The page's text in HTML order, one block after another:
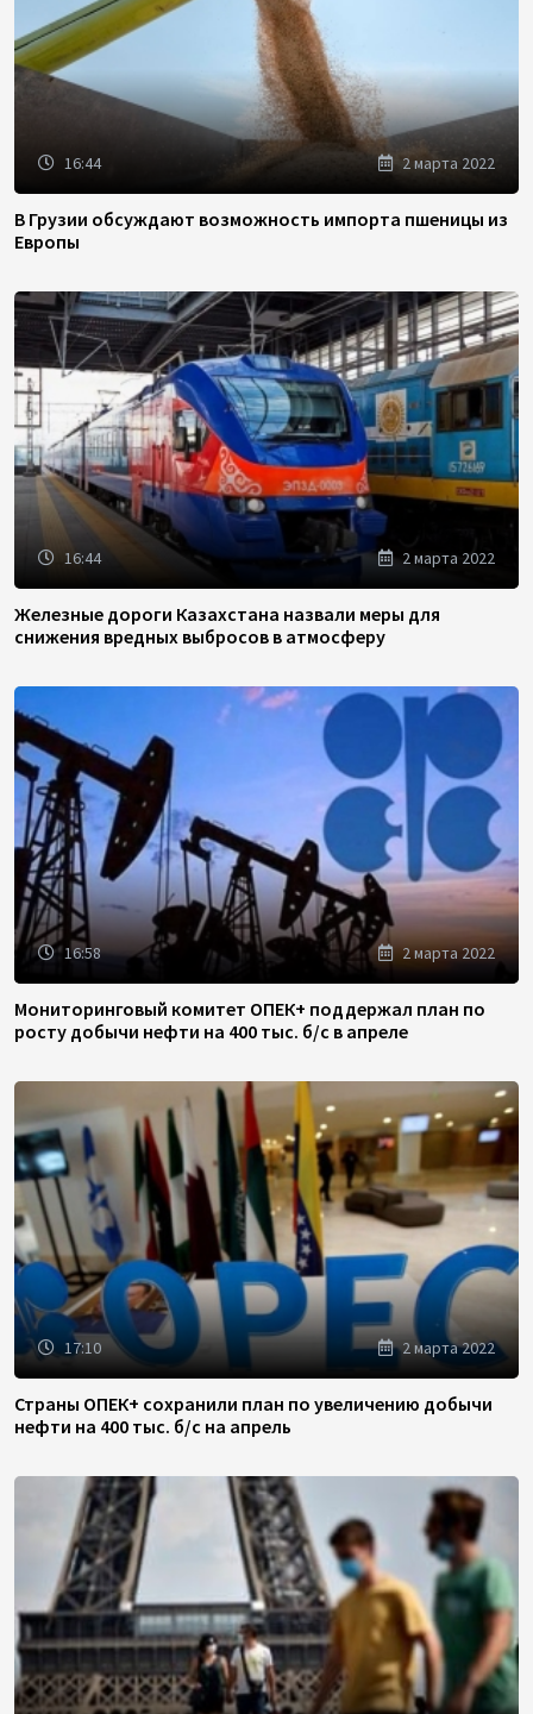
16:44 2 марта 2022
В Грузии обсуждают возможность импорта пшеницы из
Европы
16:44 2 марта 2022
Железные дороги Казахстана назвали меры для
снижения вредных выбросов в атмосферу
16:58 2 марта 2022
Мониторинговый комитет ОПЕК+ поддержал план по
росту добычи нефти на 400 тыс. б/с в апреле
17:10 2 марта 2022
Страны ОПЕК+ сохранили план по увеличению добычи
нефти на 400 тыс. б/с на апрель